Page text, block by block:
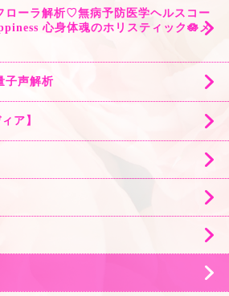
ーラ解析♡無病予防医学ヘルスコー
心身体魂のホリスティック🪷メ
子声解析
ア】